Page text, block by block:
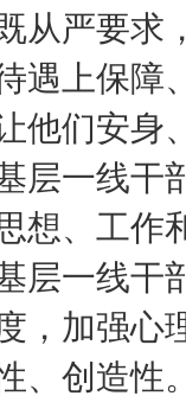
从严要
遇上保障
他们安身
层一线干
想、工作
层一线干
，加强心
、创造性